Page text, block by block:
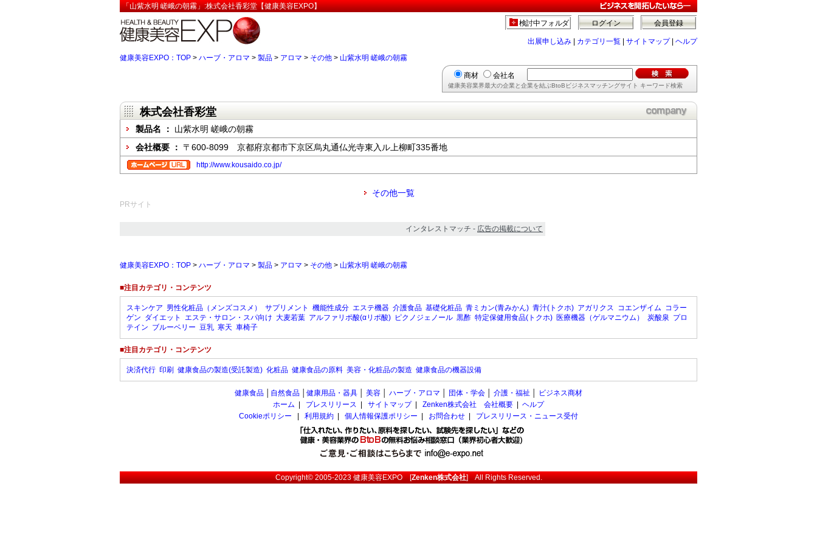
「山紫水明 嵯峨の朝霧」:株式会社香彩堂【健康美容EXPO】
会員登録
ログイン
検討中フォルダ
出展申し込み カテゴリ一覧 サイトマップ| ヘルプ
健康美容EXPO：TOP > ハーブ・アロマ > 製品 > アロマ > その他 > 山紫水明 嵯峨の朝霧
商材 会社名
健康美容業界最大の企業と企業を結ぶBtoBビジネスマッチングサイト キーワード検索
株式会社香彩堂
製品名 ： 山紫水明 嵯峨の朝霧
会社概要 ： 〒600-8099 京都府京都市下京区烏丸通仏光寺東入ル上柳町335番地
http://www.kousaido.co.jp/
その他一覧
PRサイト
インタレストマッチ - 広告の掲載について
健康美容EXPO：TOP > ハーブ・アロマ > 製品 > アロマ > その他 > 山紫水明 嵯峨の朝霧
■注目カテゴリ・コンテンツ
スキンケア 男性化粧品（メンズコスメ） サプリメント 機能性成分 エステ機器 介護食品 基礎化粧品 青ミカン(青みかん) 青汁(トクホ) アガリクス コエンザイム コラー
ゲン ダイエット エステ・サロン・スパ向け 大麦若葉 アルファリポ酸(αリポ酸) ピクノジェノール 黒酢 特定保健用食品(トクホ) 医療機器（ゲルマニウム） 炭酸泉 プロ
テイン ブルーベリー 豆乳 寒天 車椅子
■注目カテゴリ・コンテンツ
決済代行 印刷 健康食品の製造(受託製造) 化粧品 健康食品の原料 美容・化粧品の製造 健康食品の機器設備
健康食品 自然食品 健康用品・器具 美容 ハーブ・アロマ 団体・学会 介護・福祉
ビジネス商材
ホーム
プレスリリース サイトマップ| Zenken株式会社 会社概要
ヘルプ
Cookieポリシー
利用規約 個人情報保護ポリシー お問合わせ プレスリリース・ニュース受付
Copyright© 2005-2023健康美容EXPO[Zenken株式会社] All Rights Reserved.